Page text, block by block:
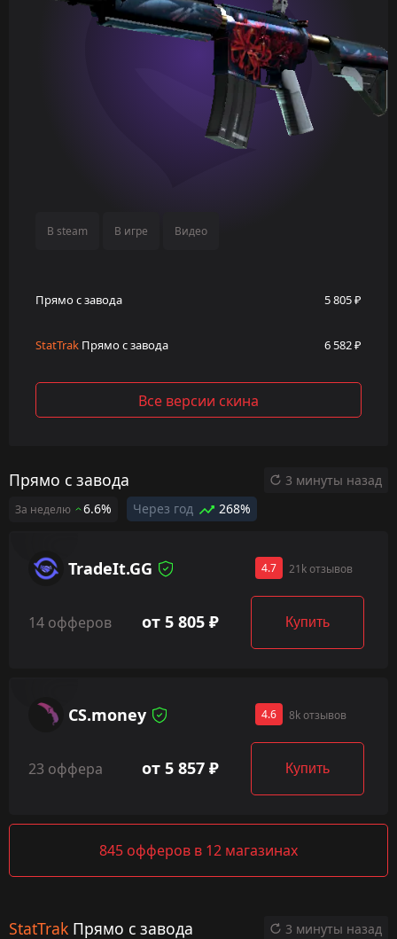
В steam В игре Видео
Прямо с завода 5 805 ₽
StatTrak Прямо с завода 6 582 ₽
Все версии скина
Прямо с завода
За неделю 6.6% Через год 268%
3 минуты назад
TradeIt.GG 4.7 21k отзывов
14 офферов от 5 805 ₽ Купить
CS.money 4.6 8k отзывов
23 оффера от 5 857 ₽ Купить
845 офферов в 12 магазинах
StatTrak Прямо с завода 3 минуты назад